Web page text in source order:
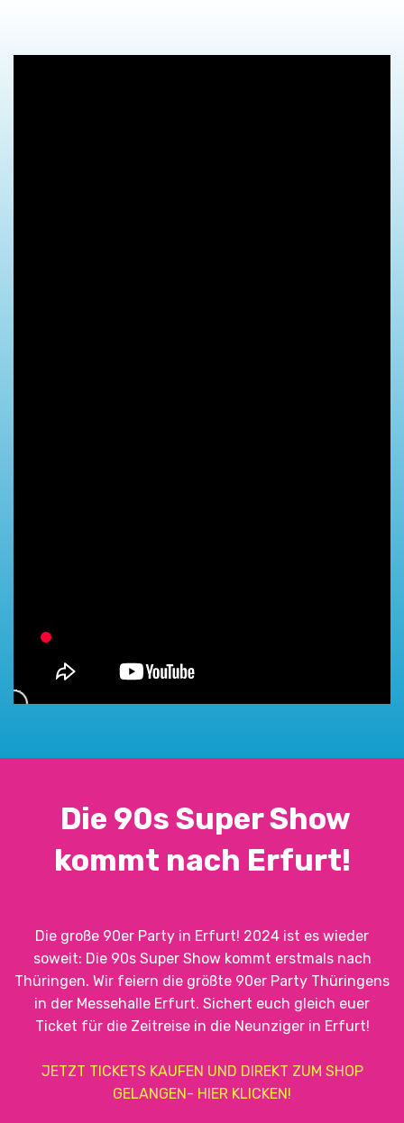
Die 90s Super Show
kommt nach Erfurt!
Die große 90er Party in Erfurt! 2024 ist es wieder
soweit: Die 90s Super Show kommt erstmals nach
Thüringen. Wir feiern die größte 90er Party Thüringens
in der Messehalle Erfurt. Sichert euch gleich euer
Ticket für die Zeitreise in die Neunziger in Erfurt!
JETZT TICKETS KAUFEN UND DIREKT ZUM SHOP
GELANGEN- HIER KLICKEN!